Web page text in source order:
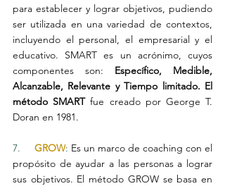
para establecer y lograr objetivos, pudiendo
ser utilizada en una variedad de contextos,
incluyendo el personal, el empresarial y el
educativo. SMART es un acrónimo, cuyos
componentes son: Específico, Medible,
Alcanzable, Relevante y Tiempo limitado. El
método SMART fue creado por George T.
Doran en 1981.
7. GROW: Es un marco de coaching con el
propósito de ayudar a las personas a lograr
sus objetivos. El método GROW se basa en